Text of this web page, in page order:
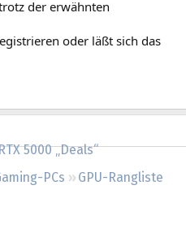
5000 „Deals“
PCs
GPU-Rangliste
der erwähnten
oder läßt sich das